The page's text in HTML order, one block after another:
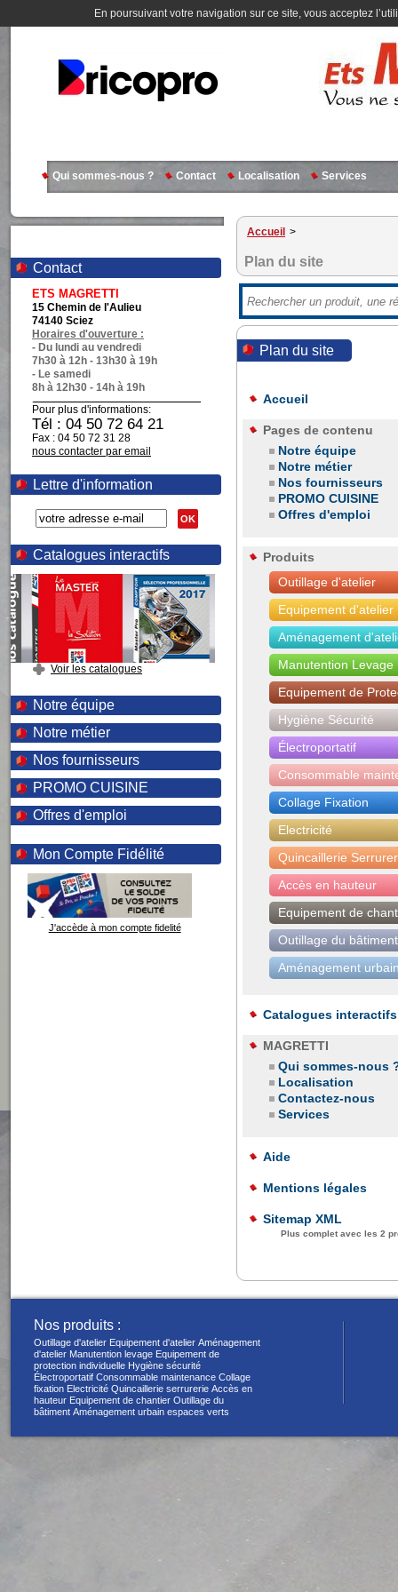
En poursuivant votre navigation sur ce site, vous acceptez
Qui sommes-nous ? Contact Localisation Services
Contact
ETS MAGRETTI
15 Chemin de l'Aulieu
74140 Sciez
Horaires d'ouverture :
- Du lundi au vendredi
7h30 à 12h - 13h30 à 19h
- Le samedi
8h à 12h30 - 14h à 19h
Pour plus d'informations:
Tél : 04 50 72 64 21
Fax : 04 50 72 31 28
nous contacter par email
Lettre d'information
OK
Catalogues interactifs
Voir les catalogues
Notre équipe
Notre métier
Nos fournisseurs
PROMO CUISINE
Offres d'emploi
Mon Compte Fidélité
J'accède à mon compte fidelité
Accueil >
Plan du site
Plan du site
Accueil
Pages de contenu
Notre équipe
Notre métier
Nos fournisseurs
PROMO CUISINE
Offres d'emploi
Produits
Outillage d'atelier
Equipement d'atelier
Aménagement
Manutention Levage
Equipement de
Hygiène Sécurité
Électroportatif
Consommable
Collage Fixation
Electricité
Quincaillerie
Accès en hauteur
Equipement de
Outillage du bâtiment
Aménagement
Catalogues interactifs
MAGRETTI
Qui sommes-nous
Localisation
Contactez-nous
Services
Aide
Mentions légales
Sitemap XML
Plus complet avec les 2
Nos produits :
Outillage d'atelier Equipement d'atelier Aménagement
d'atelier Manutention levage Equipement de
protection individuelle Hygiène sécurité
Électroportatif Consommable maintenance Collage
fixation Electricité Quincaillerie serrurerie Accès en
hauteur Equipement de chantier Outillage du
bâtiment Aménagement urbain espaces verts